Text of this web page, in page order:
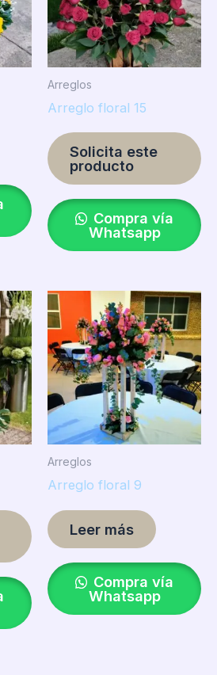
Arreglos
Arreglo floral 15
Solicita este
producto
Compra vía
Whatsapp
Arreglos
Arreglo floral 9
Leer más
Compra vía
Whatsapp